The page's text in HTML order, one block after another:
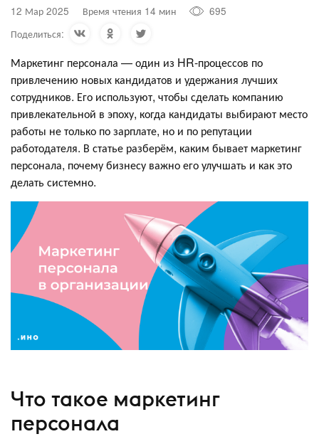
12 Мар 2025 Время чтения 14 мин
695
Поделиться:
Маркетинг персонала — один из HR-процессов по
привлечению новых кандидатов и удержания лучших
сотрудников. Его используют, чтобы сделать компанию
привлекательной в эпоху, когда кандидаты выбирают место
работы не только по зарплате, но и по репутации
работодателя. В статье разберём, каким бывает маркетинг
персонала, почему бизнесу важно его улучшать и как это
делать системно.
Что такое маркетинг
персонала